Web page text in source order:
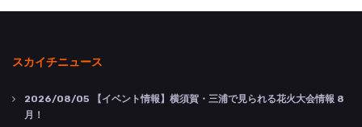
スカイチニュース
2026/08/05 【イベント情報】横須賀・三浦で見られる花火大会情報 8
月！